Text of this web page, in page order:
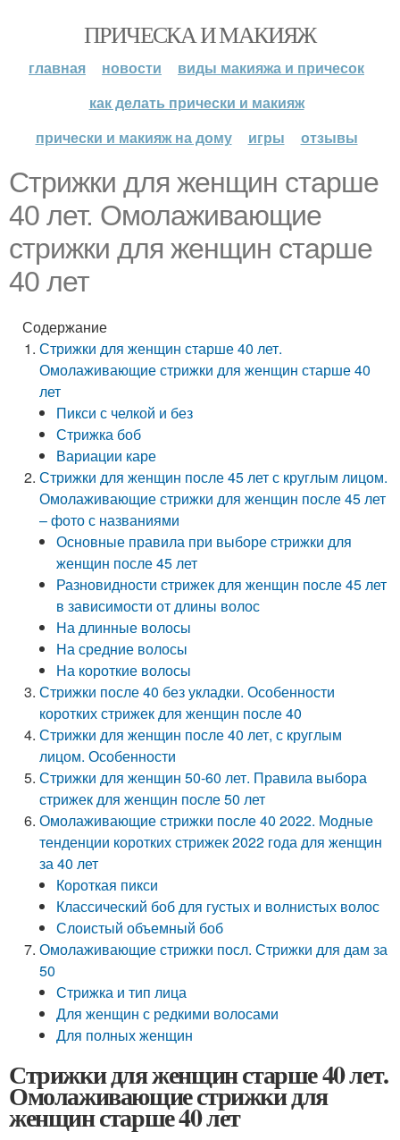
ПРИЧЕСКА И МАКИЯЖ
главная новости
виды макияжа и причесок
как делать прически и макияж
прически и макияж на дому
игры отзывы
Стрижки для женщин старше
40 лет. Омолаживающие
стрижки для женщин старше
40 лет
Содержание
Стрижки для женщин старше 40 лет.
Омолаживающие стрижки для женщин старше 40
лет
Пикси с челкой и без
Стрижка боб
Вариации каре
Стрижки для женщин после 45 лет с круглым лицом.
Омолаживающие стрижки для женщин после 45 лет
– фото с названиями
Основные правила при выборе стрижки для
женщин после 45 лет
Разновидности стрижек для женщин после 45 лет
в зависимости от длины волос
На длинные волосы
На средние волосы
На короткие волосы
Стрижки после 40 без укладки. Особенности
коротких стрижек для женщин после 40
Стрижки для женщин после 40 лет, с круглым
лицом. Особенности
Стрижки для женщин 50-60 лет. Правила выбора
стрижек для женщин после 50 лет
Омолаживающие стрижки после 40 2022. Модные
тенденции коротких стрижек 2022 года для женщин
за 40 лет
Короткая пикси
Классический боб для густых и волнистых волос
Слоистый объемный боб
Омолаживающие стрижки посл. Стрижки для дам за
50
Стрижка и тип лица
Для женщин с редкими волосами
Для полных женщин
Стрижки для женщин старше 40 лет.
Омолаживающие стрижки для
женщин старше 40 лет